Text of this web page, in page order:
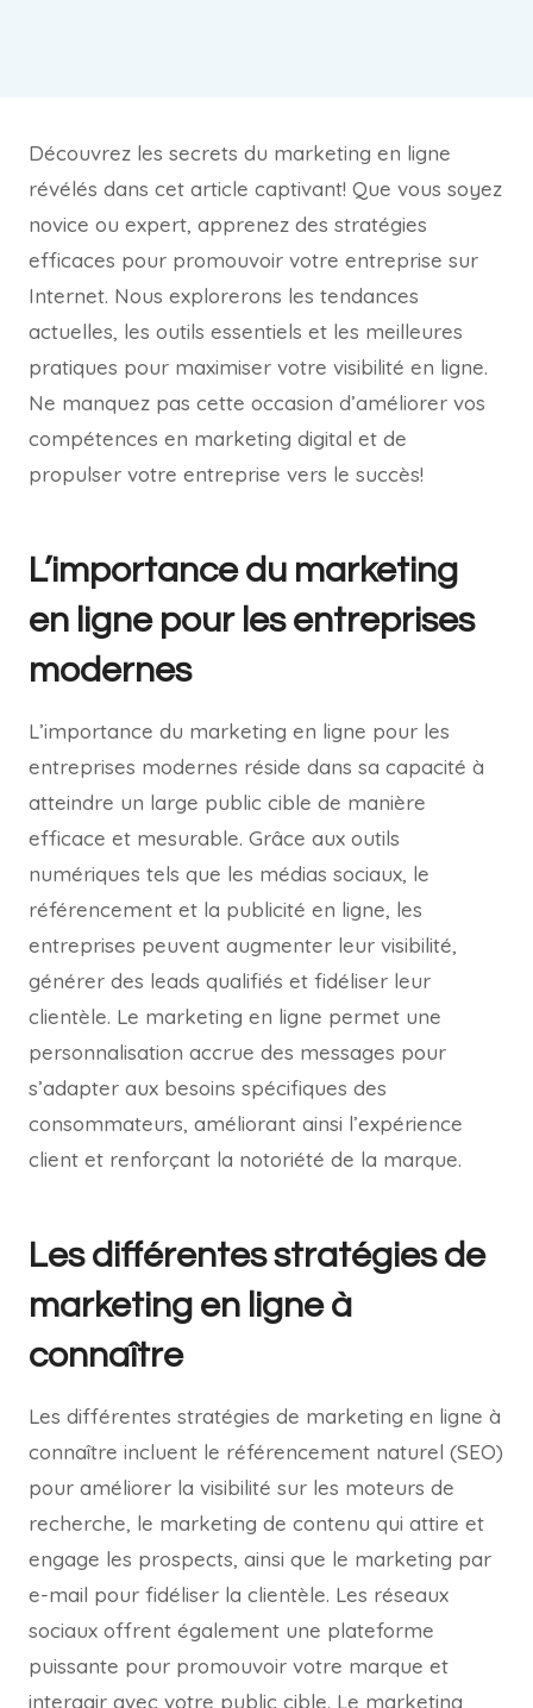
Découvrez les secrets du marketing en ligne
révélés dans cet article captivant! Que vous soyez
novice ou expert, apprenez des stratégies
efficaces pour promouvoir votre entreprise sur
Internet. Nous explorerons les tendances
actuelles, les outils essentiels et les meilleures
pratiques pour maximiser votre visibilité en ligne.
Ne manquez pas cette occasion d’améliorer vos
compétences en marketing digital et de
propulser votre entreprise vers le succès!
L’importance du marketing
en ligne pour les entreprises
modernes
L’importance du marketing en ligne pour les
entreprises modernes réside dans sa capacité à
atteindre un large public cible de manière
efficace et mesurable. Grâce aux outils
numériques tels que les médias sociaux, le
référencement et la publicité en ligne, les
entreprises peuvent augmenter leur visibilité,
générer des leads qualifiés et fidéliser leur
clientèle. Le marketing en ligne permet une
personnalisation accrue des messages pour
s’adapter aux besoins spécifiques des
consommateurs, améliorant ainsi l’expérience
client et renforçant la notoriété de la marque.
Les différentes stratégies de
marketing en ligne à
connaître
Les différentes stratégies de marketing en ligne à
connaître incluent le référencement naturel (SEO)
pour améliorer la visibilité sur les moteurs de
recherche, le marketing de contenu qui attire et
engage les prospects, ainsi que le marketing par
e-mail pour fidéliser la clientèle. Les réseaux
sociaux offrent également une plateforme
puissante pour promouvoir votre marque et
interagir avec votre public cible. Le marketing